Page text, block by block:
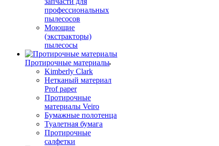
профессиональных
пылесосов
Моющие
(экстракторы)
пылесосы
Протирочные материалы
Kimberly Clark
Нетканый материал
Prof paper
Протирочные
материалы Veiro
Бумажные полотенца
Туалетная бумага
Протирочные
салфетки